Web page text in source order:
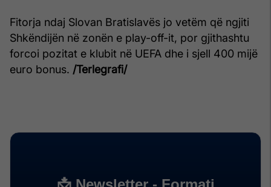
Fitorja ndaj Slovan Bratislavës jo vetëm që ngjiti
Shkëndijën në zonën e play-off-it, por gjithashtu
forcoi pozitat e klubit në UEFA dhe i sjell 400 mijë
euro bonus. /Terlegrafi/